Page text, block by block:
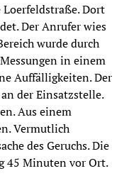
Dort
Der Anrufer wies
wurde durch
in einem
Auffälligkeiten. Der
der Einsatzstelle.
Aus einem
Vermutlich
des Geruchs. Die
45 Minuten vor Ort.